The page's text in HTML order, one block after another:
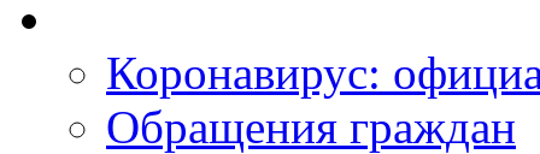
Коронавирус:
Обращения граждан